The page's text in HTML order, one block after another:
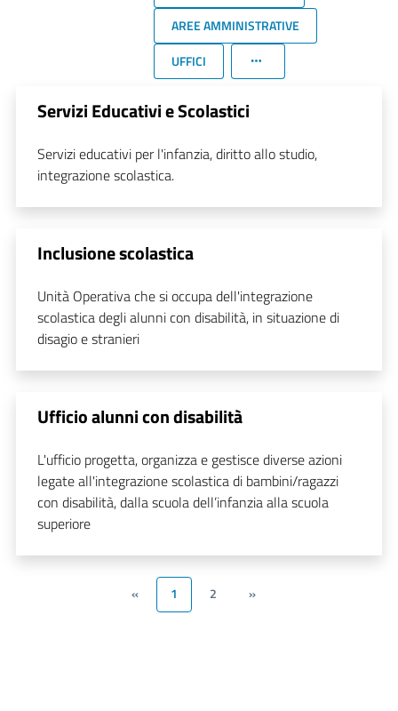
AREE AMMINISTRATIVE
UFFICI
Servizi Educativi e Scolastici
Servizi educativi per l'infanzia, diritto allo studio,
integrazione scolastica.
Inclusione scolastica
Unità Operativa che si occupa dell'integrazione
scolastica degli alunni con disabilità, in situazione di
disagio e stranieri
Ufficio alunni con disabilità
L'ufficio progetta, organizza e gestisce diverse azioni
legate all'integrazione scolastica di bambini/ragazzi
con disabilità, dalla scuola dell’infanzia alla scuola
superiore
« 1 2 »